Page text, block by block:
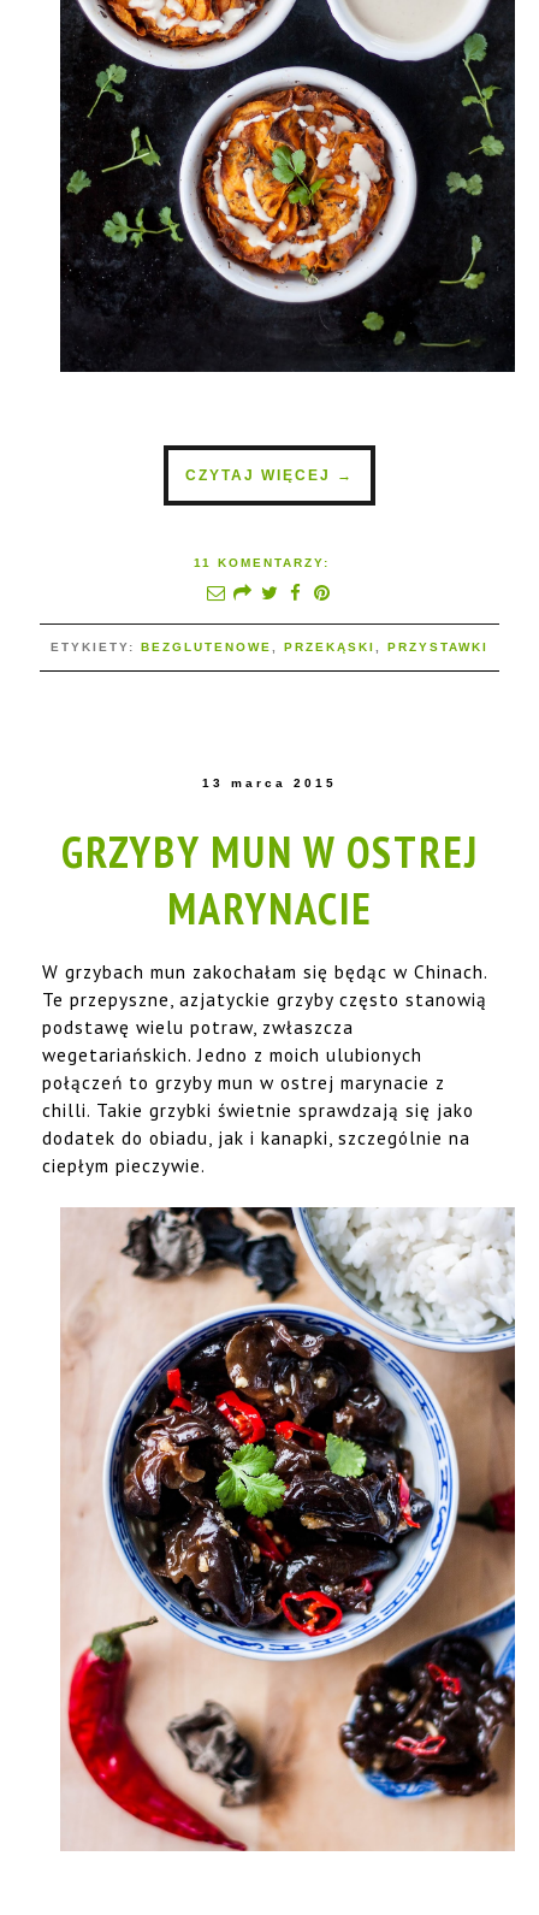
CZYTAJ WIĘCEJ →
11 KOMENTARZY:
ETYKIETY: BEZGLUTENOWE PRZEKĄSKI PRZYSTAWKI
13 marca 2015
GRZYBY MUN W OSTREJ
MARYNACIE
W grzybach mun zakochałam się będąc w Chinach.
Te przepyszne, azjatyckie grzyby często stanowią
podstawę wielu potraw, zwłaszcza
wegetariańskich. Jedno z moich ulubionych
połączeń to grzyby mun w ostrej marynacie z
chilli. Takie grzybki świetnie sprawdzają się jako
dodatek do obiadu, jak i kanapki, szczególnie na
ciepłym pieczywie.